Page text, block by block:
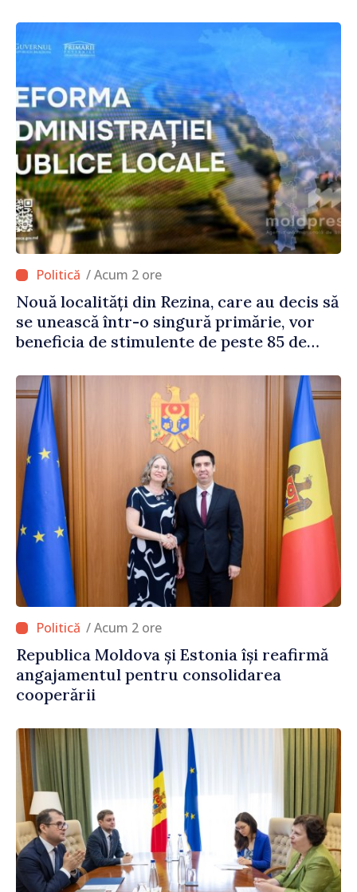
/ Acum 2 ore
Nouă localități din Rezina, care au decis să
se unească într-o singură primărie, vor
beneficia de stimulente de peste 85 de
/ Acum 2 ore
Republica Moldova și Estonia își reafirmă
angajamentul pentru consolidarea
cooperării